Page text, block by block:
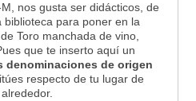
nos gusta ser didácticos, de
para poner en la
Toro manchada de vino,
que te inserto aquí un
denominaciones de origen
respecto de tu lugar de